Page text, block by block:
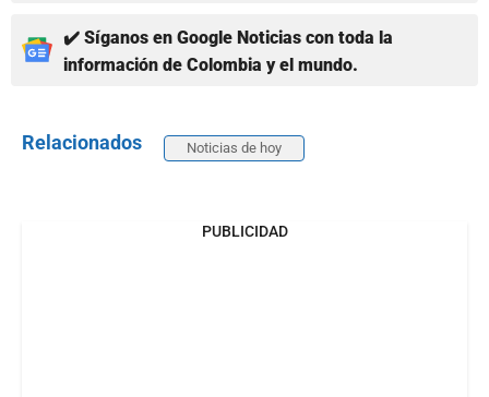
✔️ Síganos en Google Noticias con toda la
información de Colombia y el mundo.
Relacionados Noticias de hoy
PUBLICIDAD